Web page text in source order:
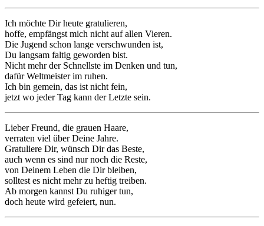
Ich möchte Dir heute gratulieren,
hoffe, empfängst mich nicht auf allen Vieren.
Die Jugend schon lange verschwunden ist,
Du langsam faltig geworden bist.
Nicht mehr der Schnellste im Denken und tun,
dafür Weltmeister im ruhen.
Ich bin gemein, das ist nicht fein,
jetzt wo jeder Tag kann der Letzte sein.
Lieber Freund, die grauen Haare,
verraten viel über Deine Jahre.
Gratuliere Dir, wünsch Dir das Beste,
auch wenn es sind nur noch die Reste,
von Deinem Leben die Dir bleiben,
solltest es nicht mehr zu heftig treiben.
Ab morgen kannst Du ruhiger tun,
doch heute wird gefeiert, nun.